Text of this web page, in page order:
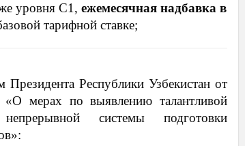
уровня C1,ежемесячная надбавка в
тарифной ставке;
Президента Республики Узбекистан от
«О мерах по выявлению талантливой
системы подготовки